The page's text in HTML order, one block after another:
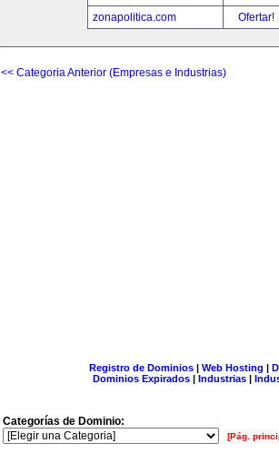
zonapolitica.com
Ofertar!
<< Categoria Anterior (Empresas e Industrias)
Registro de Dominios| Web Hosting |
Dominios Expirados | Industrias |
Categorías de Dominio:
[Pág.